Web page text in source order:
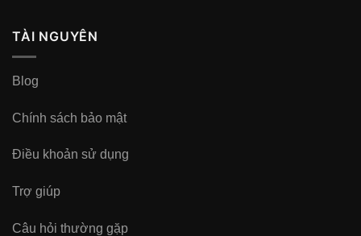
TÀI NGUYÊN
Blog
Chính sách bảo mật
Điều khoản sử dụng
Trợ giúp
Câu hỏi thường gặp